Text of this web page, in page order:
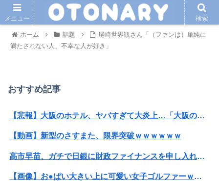
ホーム 話題
尾崎世界観さん「（ファンは）単純に
満たされない人、不幸な人が好き」
おすすめ記事
【悲報】大阪のホテル、ヤバすぎて大炎上…「大阪の洗礼を受けました」
【動画】新型のさすまた、限界突破ｗｗｗｗｗｗ
高市早苗、ガチで日銀に財政ファイナンスを申し入れて円売りパニックを引き起こす
【画像】お●ぱい大きい上に可愛い女子ゴルファーｗｗｗｗｗｗｗ
メニュー 検索